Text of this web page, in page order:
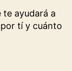
te ayudará a
tí y cuánto